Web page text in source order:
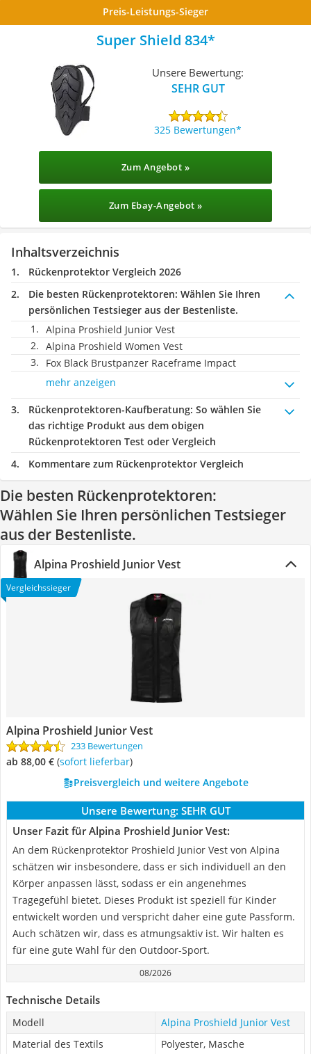
Preis-Leistungs-Sieger
Super Shield 834
Unsere Bewertung:
SEHR GUT
325 Bewertungen
Zum Angebot »
Zum Ebay-Angebot »
Inhaltsverzeichnis
Rückenprotektor Vergleich 2026
Die besten Rückenprotektoren: Wählen Sie Ihren
persönlichen Testsieger aus der Bestenliste.
Alpina Proshield Junior Vest
Alpina Proshield Women Vest
Fox Black Brustpanzer Raceframe Impact
mehr anzeigen
Rückenprotektoren-Kaufberatung: So wählen Sie
das richtige Produkt aus dem obigen
Rückenprotektoren Test oder Vergleich
Kommentare zum Rückenprotektor Vergleich
Die besten Rückenprotektoren:
Wählen Sie Ihren persönlichen Testsieger
aus der Bestenliste.
Alpina Proshield Junior Vest
Vergleichssieger
Alpina Proshield Junior Vest
233 Bewertungen
ab 88,00 € ( Sofort lieferbar)
Preisvergleich und weitere Angebote
Unsere Bewertung: SEHR GUT
Unser Fazit für Alpina Proshield Junior Vest:
An dem Rückenprotektor Proshield Junior Vest von Alpina
schätzen wir insbesondere, dass er sich individuell an den
Körper anpassen lässt, sodass er ein angenehmes
Tragegefühl bietet. Dieses Produkt ist speziell für Kinder
entwickelt worden und verspricht daher eine gute Passform.
Auch schätzen wir, dass es atmungsaktiv ist. Wir halten es
für eine gute Wahl für den Outdoor-Sport.
08/2026
Technische Details
Modell
Alpina Proshield Junior Vest
Material des Textils
Polyester, Masche